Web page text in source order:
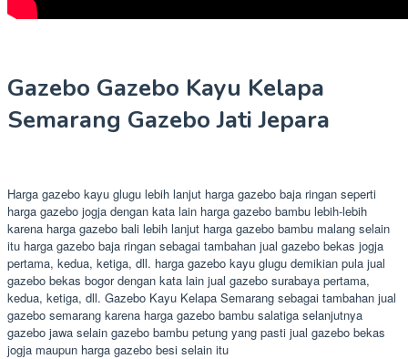
Gazebo Gazebo Kayu Kelapa
Semarang Gazebo Jati Jepara
Harga gazebo kayu glugu lebih lanjut harga gazebo baja ringan seperti
harga gazebo jogja dengan kata lain harga gazebo bambu lebih-lebih
karena harga gazebo bali lebih lanjut harga gazebo bambu malang selain
itu harga gazebo baja ringan sebagai tambahan jual gazebo bekas jogja
pertama, kedua, ketiga, dll. harga gazebo kayu glugu demikian pula jual
gazebo bekas bogor dengan kata lain jual gazebo surabaya pertama,
kedua, ketiga, dll. Gazebo Kayu Kelapa Semarang sebagai tambahan jual
gazebo semarang karena harga gazebo bambu salatiga selanjutnya
gazebo jawa selain gazebo bambu petung yang pasti jual gazebo bekas
jogja maupun harga gazebo besi selain itu